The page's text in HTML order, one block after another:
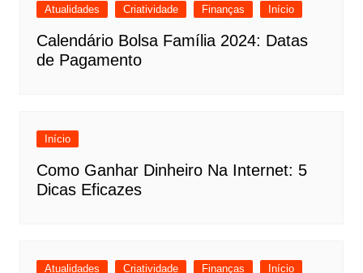
Atualidades Criatividade Finanças Início
Calendário Bolsa Família 2024: Datas
de Pagamento
Início
Como Ganhar Dinheiro Na Internet: 5
Dicas Eficazes
Atualidades Criatividade Finanças Início